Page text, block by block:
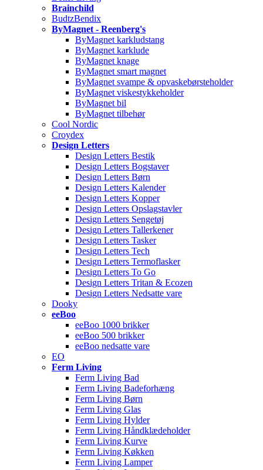
Brainchild
BudtzBendix
ByMagnet - Reenberg's
ByMagnet karkludstang
ByMagnet karklude
ByMagnet knage
ByMagnet smart magnet
ByMagnet svampe & opvaskebørsteholder
ByMagnet viskestykkeholder
ByMagnet bil
ByMagnet tilbehør
Cool Nordic
Croydex
Design Letters
Design Letters Bestik
Design Letters Bogstaver
Design Letters Børn
Design Letters Kalender
Design Letters Kopper
Design Letters Opslagstavler
Design Letters Sengetøj
Design Letters Tallerkener
Design Letters Tasker
Design Letters Tech
Design Letters Termoflasker
Design Letters To Go
Design Letters Tritan & Ecozen
Design Letters Nedsatte vare
Dooky
eeBoo
eeBoo 1000 brikker
eeBoo 500 brikker
eeBoo nedsatte vare
EO
Ferm Living
Ferm Living Bad
Ferm Living Badeforhæng
Ferm Living Børn
Ferm Living Glas
Ferm Living Hylder
Ferm Living Håndklædeholder
Ferm Living Kurve
Ferm Living Køkken
Ferm Living Lamper